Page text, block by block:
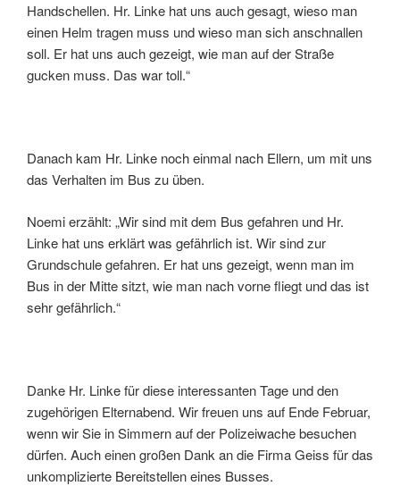
Handschellen. Hr. Linke hat uns auch gesagt, wieso man
einen Helm tragen muss und wieso man sich anschnallen
soll. Er hat uns auch gezeigt, wie man auf der Straße
gucken muss. Das war toll.“
Danach kam Hr. Linke noch einmal nach Ellern, um mit uns
das Verhalten im Bus zu üben.
Noemi erzählt: „Wir sind mit dem Bus gefahren und Hr.
Linke hat uns erklärt was gefährlich ist. Wir sind zur
Grundschule gefahren. Er hat uns gezeigt, wenn man im
Bus in der Mitte sitzt, wie man nach vorne fliegt und das ist
sehr gefährlich.“
Danke Hr. Linke für diese interessanten Tage und den
zugehörigen Elternabend. Wir freuen uns auf Ende Februar,
wenn wir Sie in Simmern auf der Polizeiwache besuchen
dürfen. Auch einen großen Dank an die Firma Geiss für das
unkomplizierte Bereitstellen eines Busses.